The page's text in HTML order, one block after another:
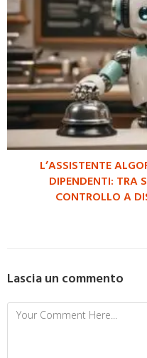
L’ASSISTENTE
DIPENDENTI: TRA
CONTROLLO A
Lascia un commento